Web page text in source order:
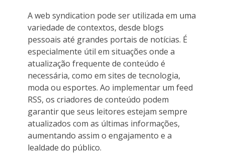
A web syndication pode ser utilizada em uma
variedade de contextos, desde blogs
pessoais até grandes portais de notícias. É
especialmente útil em situações onde a
atualização frequente de conteúdo é
necessária, como em sites de tecnologia,
moda ou esportes. Ao implementar um feed
RSS, os criadores de conteúdo podem
garantir que seus leitores estejam sempre
atualizados com as últimas informações,
aumentando assim o engajamento e a
lealdade do público.